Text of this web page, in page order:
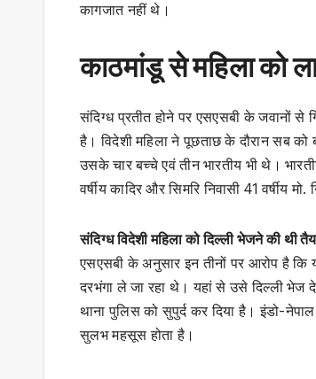
कागजात नहीं थे।
काठमांडू से महिला को
संदिग्ध प्रतीत होने पर एसएसबी के जवानों से
है। विदेशी महिला ने पूछताछ के दौरान सब
उसके चार बच्चे एवं तीन भारतीय भी थे।
वर्षीय कादिर और सिमरि निवासी 41 वर्षीय
संदिग्ध विदेशी महिला को दिल्ली भेजने की थी
एसएसबी के अनुसार इन तीनों पर आरोप है कि
दरभंगा ले जा रहा थे। यहां से उसे दिल्ली भेज
थाना पुलिस को सुपुर्द कर दिया है। इंडो-
सुलभ महसूस होता है।